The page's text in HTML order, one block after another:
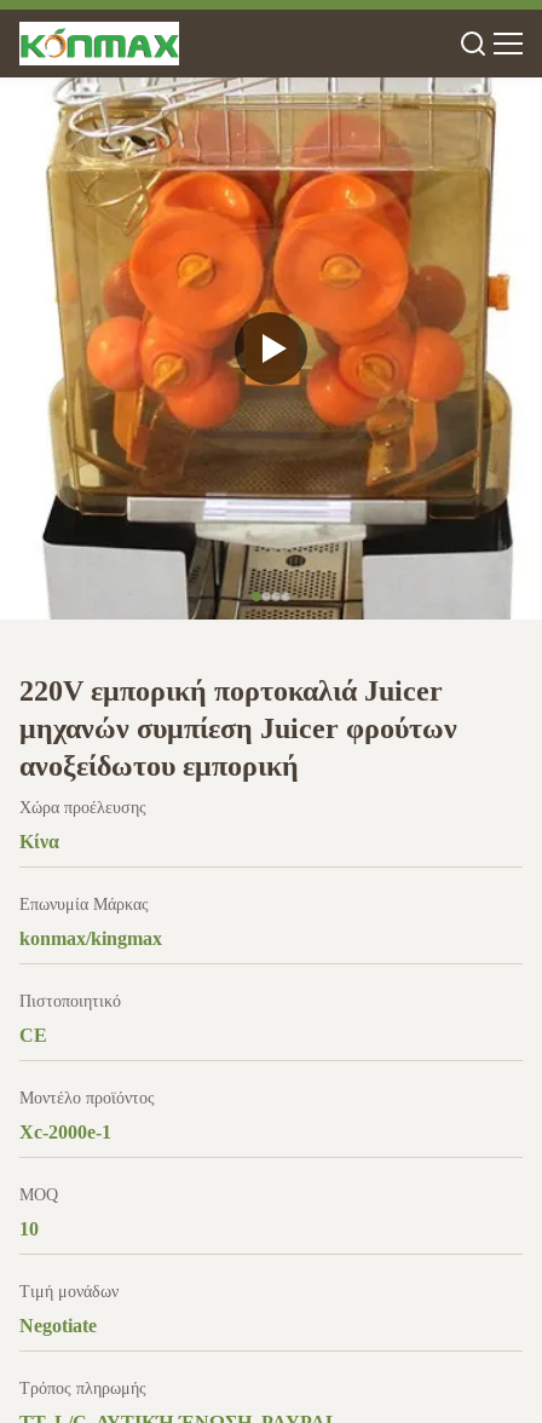
220V εμπορική πορτοκαλιά Juicer
μηχανών συμπίεση Juicer φρούτων
ανοξείδωτου εμπορική
Χώρα προέλευσης
Κίνα
Επωνυμία Μάρκας
konmax/kingmax
Πιστοποιητικό
CE
Μοντέλο προϊόντος
Xc-2000e-1
MOQ
10
Τιμή μονάδων
Negotiate
Τρόπος πληρωμής